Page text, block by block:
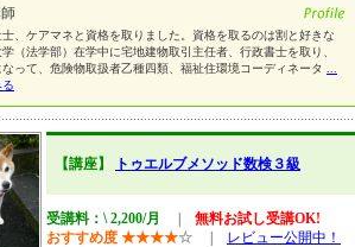
、ケアマネと資格を取りました。資格を取るのは割と好きな
（法学部）在学中に宅地建物取引主任者、行政書士を取り、
って、危険物取扱者乙種四類、福祉住環境コーディネータ
【講座】 トゥエルブメソッド数検３級
受講料：\ 2,200/月
無料お試し受講OK!
おすすめ度 ★★★★☆ レビュー公開中！